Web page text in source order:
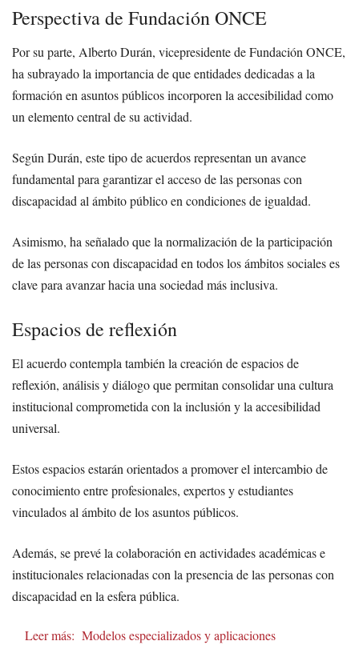
Perspectiva de Fundación ONCE
Por su parte, Alberto Durán, vicepresidente de Fundación ONCE,
ha subrayado la importancia de que entidades dedicadas a la
formación en asuntos públicos incorporen la accesibilidad como
un elemento central de su actividad.
Según Durán, este tipo de acuerdos representan un avance
fundamental para garantizar el acceso de las personas con
discapacidad al ámbito público en condiciones de igualdad.
Asimismo, ha señalado que la normalización de la participación
de las personas con discapacidad en todos los ámbitos sociales es
clave para avanzar hacia una sociedad más inclusiva.
Espacios de reflexión
El acuerdo contempla también la creación de espacios de
reflexión, análisis y diálogo que permitan consolidar una cultura
institucional comprometida con la inclusión y la accesibilidad
universal.
Estos espacios estarán orientados a promover el intercambio de
conocimiento entre profesionales, expertos y estudiantes
vinculados al ámbito de los asuntos públicos.
Además, se prevé la colaboración en actividades académicas e
institucionales relacionadas con la presencia de las personas con
discapacidad en la esfera pública.
Leer más: Modelos especializados y aplicaciones